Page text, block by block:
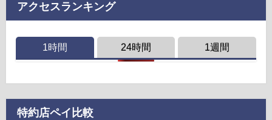
アクセスランキング
1時間 24時間 1週間
特約店ペイ比較